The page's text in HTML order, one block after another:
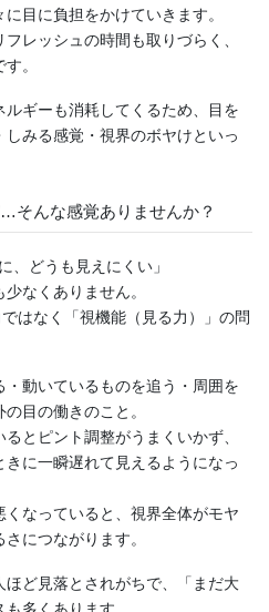
目に負担をかけていきます。
レッシュの時間も取りづらく、
。
ギーも消耗してくるため、目を
みる感覚・視界のボヤけといっ
そんな感覚ありませんか？
、どうも見えにくい」
なくありません。
はなく「視機能（見る力）」の問
動いているものを追う・周囲を
目の働きのこと。
とピント調整がうまくいかず、
に一瞬遅れて見えるようになっ
なっていると、視界全体がモヤ
につながります。
ど見落とされがちで、「まだ大